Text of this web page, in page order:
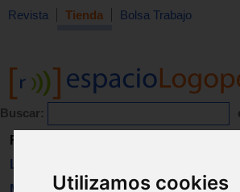
Utilizamos cookies
Revista Tienda Bolsa Trabajo
Buscar:
Revista
Libros
Material